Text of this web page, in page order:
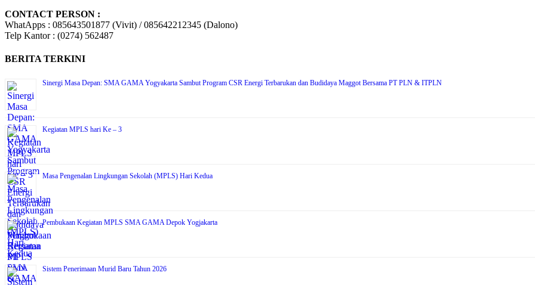
CONTACT PERSON :
WhatApps : 085643501877 (Vivit) / 085642212345 (Dalono)
Telp Kantor : (0274) 562487
BERITA TERKINI
Sinergi Masa Depan: SMA GAMA Yogyakarta Sambut Program CSR Energi Terbarukan dan Budidaya Maggot Bersama PT PLN & ITPLN
Kegiatan MPLS hari Ke – 3
Masa Pengenalan Lingkungan Sekolah (MPLS) Hari Kedua
Pembukaan Kegiatan MPLS SMA GAMA Depok Yogjakarta
Sistem Penerimaan Murid Baru Tahun 2026